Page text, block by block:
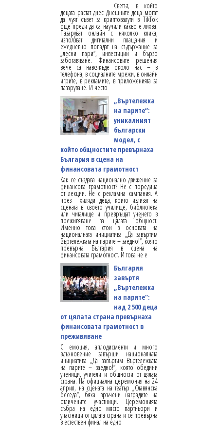
Светът, в който
децата растат днес Днешните деца могат
да чуят съвет за криптовалути в TikTok
още преди да са научили какво е лихва.
Пазаруват онлайн с няколко клика,
използват дигитални плащания и
ежедневно попадат на съдържание за
„лесни пари“, инвестиции и бързо
забогатяване. Финансовите решения
вече са навсякъде около нас – в
телефона, в социалните мрежи, в онлайн
игрите, в рекламите, в приложенията за
пазаруване. И често
„Въртележка
на парите“:
уникалният
български
модел, с
който общностите превърнаха
България в сцена на
финансовата грамотност
Как се създава национално движение за
финансова грамотност? Не с поредица
от лекции. Не с рекламна кампания. А
чрез хиляди деца, които излизат на
сцената в своето училище, библиотека
или читалище и превръщат ученето в
преживяване за цялата общност.
Именно това стои в основата на
националната инициатива „Да завъртим
Въртележката на парите – заедно!“, която
превърна България в сцена на
финансовата грамотност. И това не е
България
завъртя
„Въртележка
на парите“:
над 2 500 деца
от цялата страна превърнаха
финансовата грамотност в
преживяване
С емоция, аплодисменти и много
вдъхновение завърши националната
инициатива „Да завъртим Въртележката
на парите – заедно!“, която обедини
ученици, учители и общности от цялата
страна. На официална церемония на 24
април, на сцената на театър „Славянска
беседа“, бяха връчени наградите на
отличените участници. Церемонията
събра на едно място партньори и
участници от цялата страна и се превърна
в естествен финал на едно